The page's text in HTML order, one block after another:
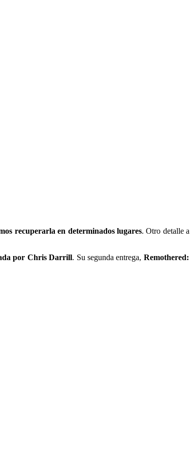
recuperarla en determinados lugares. Otro detalle
por Chris Darrill. Su segunda entrega,